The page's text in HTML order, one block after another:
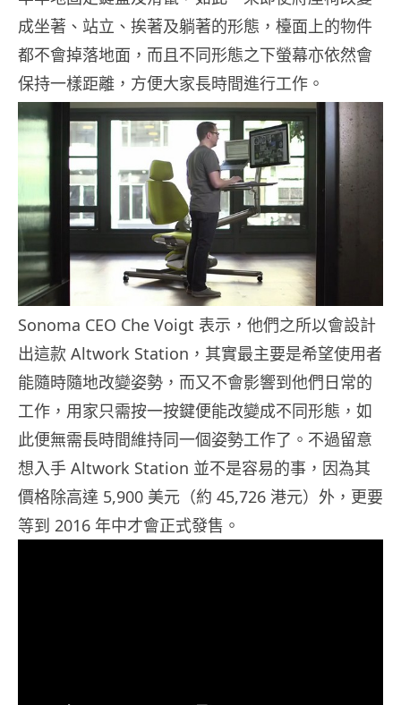
成坐著、站立、挨著及躺著的形態，檯面上的物件
都不會掉落地面，而且不同形態之下螢幕亦依然會
保持一樣距離，方便大家長時間進行工作。
Sonoma CEO Che Voigt 表示，他們之所以會設計
出這款 Altwork Station，其實最主要是希望使用者
能隨時隨地改變姿勢，而又不會影響到他們日常的
工作，用家只需按一按鍵便能改變成不同形態，如
此便無需長時間維持同一個姿勢工作了。不過留意
想入手 Altwork Station 並不是容易的事，因為其
價格除高達 5,900 美元（約 45,726 港元）外，更要
等到 2016 年中才會正式發售。